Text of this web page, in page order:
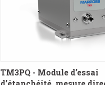
TM3PQ - Module d’essai